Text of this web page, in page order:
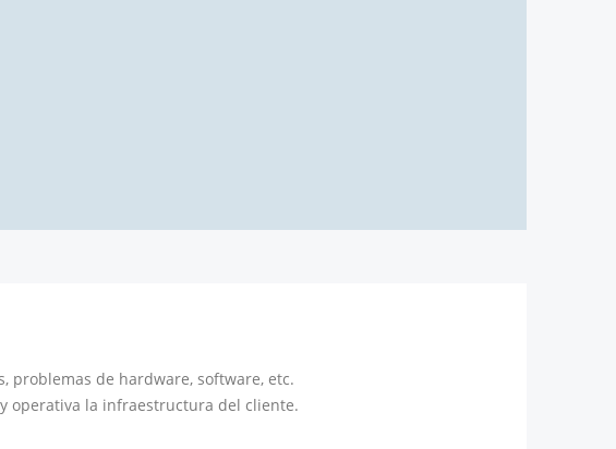
problemas de hardware, software, etc.
operativa la infraestructura del cliente.